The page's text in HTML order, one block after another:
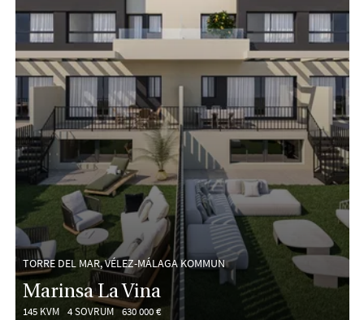
TORRE DEL MAR, VÉLEZ-MÁLAGA KOMMUN
Marinsa La Vina
145 KVM 4 SOVRUM 630 000 €